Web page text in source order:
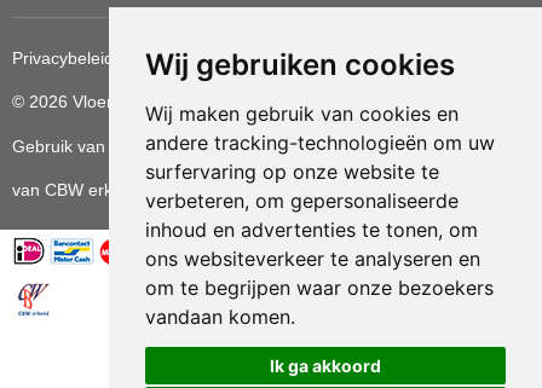
Wij gebruiken cookies
Wij maken gebruik van cookies en
andere tracking-technologieën om uw
surfervaring op onze website te
verbeteren, om gepersonaliseerde
inhoud en advertenties te tonen, om
ons websiteverkeer te analyseren en
om te begrijpen waar onze bezoekers
vandaan komen.
Ik ga akkoord
Privacybeleid Cookiebeleid Update cookies preferences
© 2026 Vloerenvoordelig Deze website is ontwikkeld door AGN
Gebruik van deze site betekent dat u dealgemene voorwaarden
van CBW erkende woonwinkels accepteert.
Vloerenvoordelig.nl is een onderdeel van